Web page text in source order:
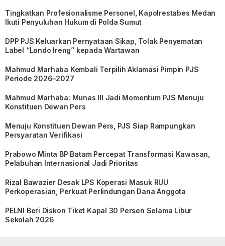
Tingkatkan Profesionalisme Personel, Kapolrestabes Medan
Ikuti Penyuluhan Hukum di Polda Sumut
DPP PJS Keluarkan Pernyataan Sikap, Tolak Penyematan
Label “Londo Ireng” kepada Wartawan
Mahmud Marhaba Kembali Terpilih Aklamasi Pimpin PJS
Periode 2026–2027
Mahmud Marhaba: Munas III Jadi Momentum PJS Menuju
Konstituen Dewan Pers
Menuju Konstituen Dewan Pers, PJS Siap Rampungkan
Persyaratan Verifikasi
Prabowo Minta BP Batam Percepat Transformasi Kawasan,
Pelabuhan Internasional Jadi Prioritas
Rizal Bawazier Desak LPS Koperasi Masuk RUU
Perkoperasian, Perkuat Perlindungan Dana Anggota
PELNI Beri Diskon Tiket Kapal 30 Persen Selama Libur
Sekolah 2026